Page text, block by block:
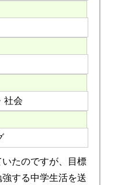
社会
たのですが、目標
する中学生活を送